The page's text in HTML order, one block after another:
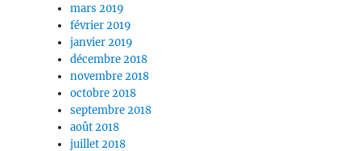
mars 2019
février 2019
janvier 2019
décembre 2018
novembre 2018
octobre 2018
septembre 2018
août 2018
juillet 2018